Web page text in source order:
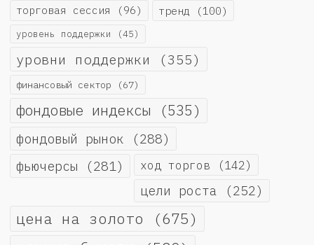
торговая сессия (96) тренд (100)
уровень поддержки (45)
уровни поддержки (355)
финансовый сектор (67)
фондовые индексы (535)
фондовый рынок (288)
фьючерсы (281) ход торгов (142)
цели роста (252)
цена на золото (675)